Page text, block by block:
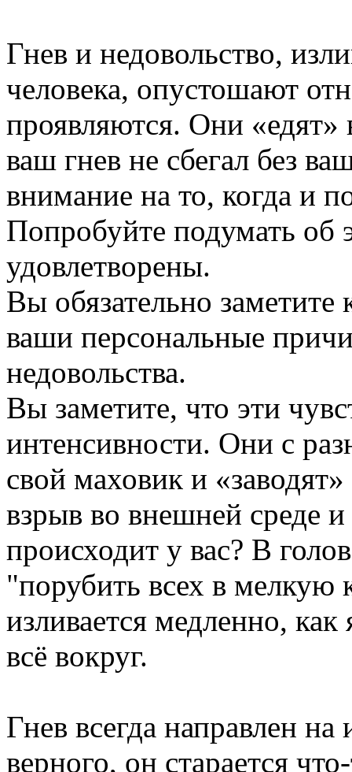
Гнев и недовольство,
человека, опустошают
проявляются. Они
ваш гнев не сбегал без
внимание на то, когда и
Попробуйте подумать об
удовлетворены.
Вы обязательно заметите
ваши персональные
недовольства.
Вы заметите, что эти
интенсивности. Они с
свой маховик и
взрыв во внешней среде
происходит у вас? В
"порубить всех в мелкую
изливается медленно,
всё вокруг.
Гнев всегда направлен на
верного, он старается